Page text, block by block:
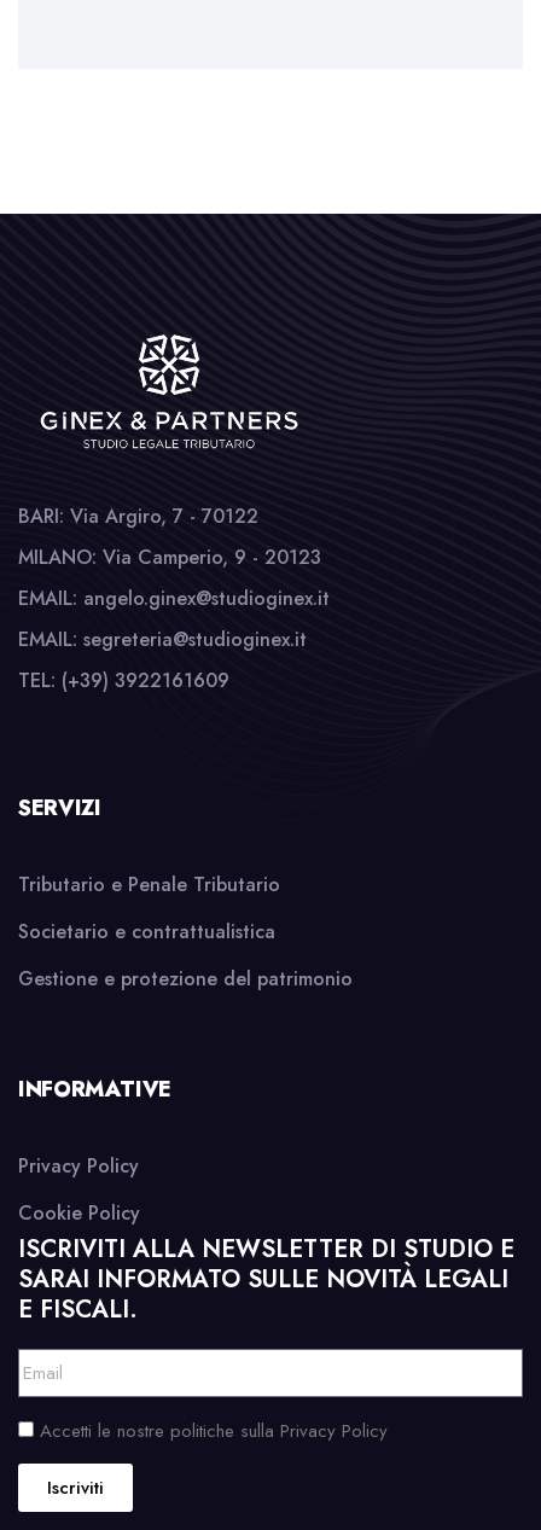
BARI: Via Argiro, 7 - 70122
MILANO: Via Camperio, 9 - 20123
EMAIL: angelo.ginex@studioginex.it
EMAIL: segreteria@studioginex.it
TEL: (+39) 3922161609
SERVIZI
Tributario e Penale Tributario
Societario e contrattualistica
Gestione e protezione del patrimonio
INFORMATIVE
Privacy Policy
Cookie Policy
ISCRIVITI ALLA NEWSLETTER DI STUDIO E
SARAI INFORMATO SULLE NOVITÀ LEGALI
E FISCALI.
Accetti le nostre politiche sulla Privacy Policy
Iscriviti